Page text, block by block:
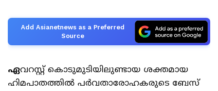
Add Asianetnews as a Preferred
Source
ഏവറസ്റ്റ് കൊടുമുടിയിലുണ്ടായ ശക്തമായ
ഹിമപാതത്തിൽ പർവതാരോഹകരുടെ ബേസ്